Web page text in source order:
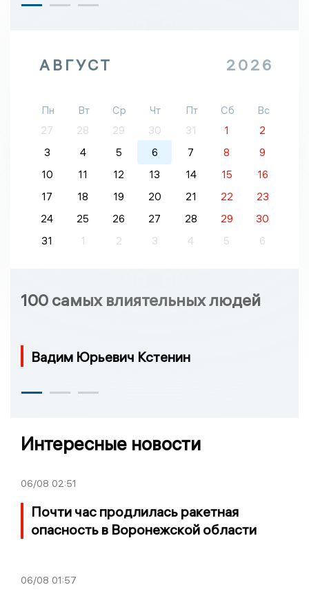
АВГУСТ 2026
Пн Вт Ср Чт Пт Сб
Вс
27
28 29 30 31 1
2
3
4 5 6 7 8
9
10
11 12 13 14 15
16
17
18 19 20 21 22
23
24
25 26 27 28 29
30
31
1 2 3 4 5 6
100 самых влиятельных людей
Вадим Юрьевич Кстенин
Интересные новости
06/08 02:51
Почти час продлилась ракетная
опасность в Воронежской области
06/08 01:57